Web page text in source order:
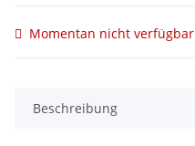
Momentan nicht verfügbar
Beschreibung